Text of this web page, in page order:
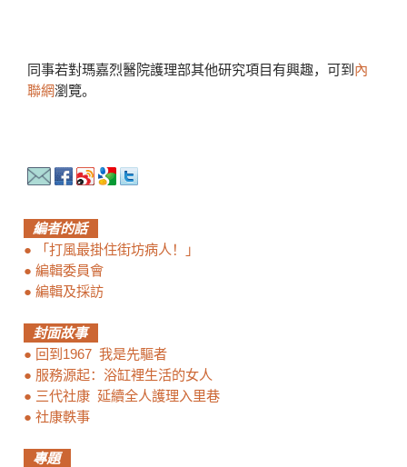
同事若對瑪嘉烈醫院護理部其他研究項目有興趣，可到 內
聯網瀏覽。
編者的話
●
「打風最掛住街坊病人！」
● 編輯委員會
● 編輯及採訪
封面故事
● 回到1967 我是先驅者
● 服務源起：浴缸裡生活的女人
● 三代社康 延續全人護理入里巷
● 社康軼事
專題